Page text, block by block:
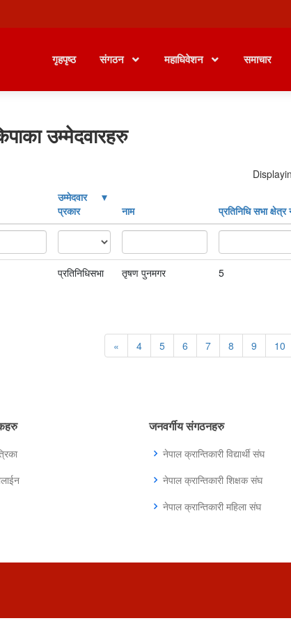
गृहपृष्ठ संगठन महाधिवेशन समाचार
उम्मेदवारहरु
उम्मेदवार
प्रकार
नाम प्रतिनिधि सभा क्षेत्र
प्रतिनिधिसभा तृषण पुनमगर 5
« 4 5 6 7 8 9 10
जनवर्गीय संगठनहरु
नेपाल क्रान्तिकारी विद्यार्थी संघ
नेपाल क्रान्तिकारी शिक्षक संघ
नेपाल क्रान्तिकारी महिला संघ